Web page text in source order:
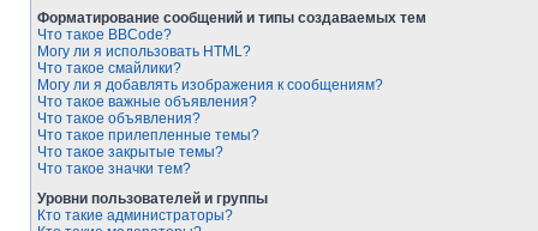
Форматирование сообщений и типы создаваемых тем
Что такое BBCode?
Могу ли я использовать HTML?
Что такое смайлики?
Могу ли я добавлять изображения к сообщениям?
Что такое важные объявления?
Что такое объявления?
Что такое прилепленные темы?
Что такое закрытые темы?
Что такое значки тем?
Уровни пользователей и группы
Кто такие администраторы?